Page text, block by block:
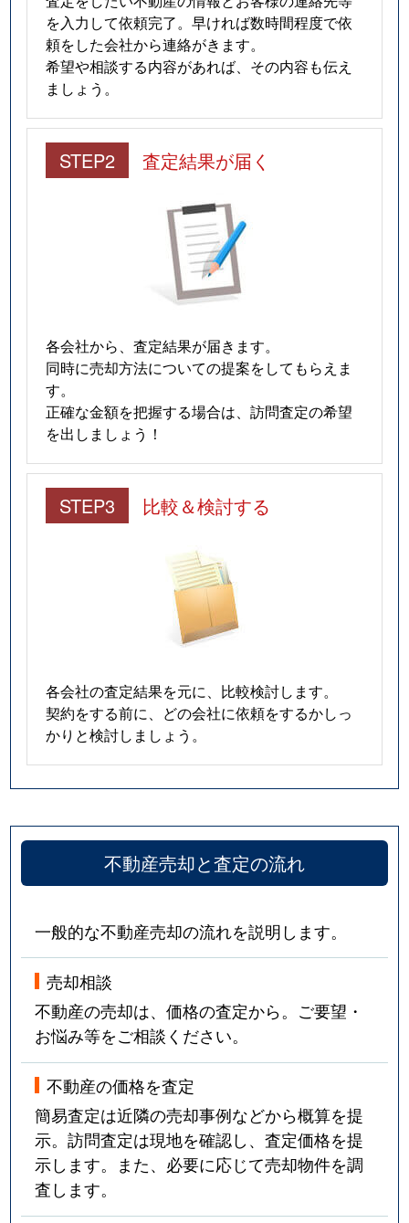
を入力して依頼完了。早ければ数時間程度で依
頼をした会社から連絡がきます。
希望や相談する内容があれば、その内容も伝え
ましょう。
STEP2 査定結果が届く
各会社から、査定結果が届きます。
同時に売却方法についての提案をしてもらえま
す。
正確な金額を把握する場合は、訪問査定の希望
を出しましょう！
STEP3 比較＆検討する
各会社の査定結果を元に、比較検討します。
契約をする前に、どの会社に依頼をするかしっ
かりと検討しましょう。
不動産売却と査定の流れ
一般的な不動産売却の流れを説明します。
売却相談
不動産の売却は、価格の査定から。ご要望・
お悩み等をご相談ください。
不動産の価格を査定
簡易査定は近隣の売却事例などから概算を提
示。訪問査定は現地を確認し、査定価格を提
示します。また、必要に応じて売却物件を調
査します。